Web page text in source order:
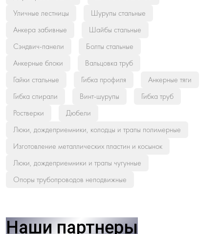
Уличные лестницы
Шурупы стальные
Анкера забивные
Шайбы стальные
Сэндвич-панели
Болты стальные
Анкерные блоки
Вальцовка труб
Гайки стальные
Гибка профиля
Анкерные тяги
Гибка спирали
Винт-шурупы
Гибка труб
Ростверки
Дюбели
Люки, дождеприемники, колодцы и трапы полимерные
Изготовление металлических пластин и косынок
Люки, дождеприемники и трапы чугунные
Опоры трубопроводов неподвижные
Наши партнеры